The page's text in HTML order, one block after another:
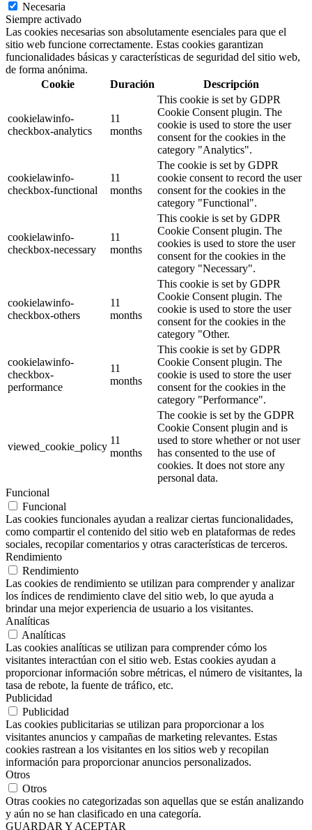
Necesaria
Siempre activado
Las cookies necesarias son absolutamente esenciales para que el
sitio web funcione correctamente. Estas cookies garantizan
funcionalidades básicas y características de seguridad del sitio web,
de forma anónima.
Cookie
Duración Descripción
cookielawinfo-
checkbox-analytics
11
months
This cookie is set by GDPR
Cookie Consent plugin. The
cookie is used to store the user
consent for the cookies in the
category "Analytics".
cookielawinfo-
checkbox-functional
11
months
The cookie is set by GDPR
cookie consent to record the user
consent for the cookies in the
category "Functional".
cookielawinfo-
checkbox-necessary
11
months
This cookie is set by GDPR
Cookie Consent plugin. The
cookies is used to store the user
consent for the cookies in the
category "Necessary".
cookielawinfo-
checkbox-others
11
months
This cookie is set by GDPR
Cookie Consent plugin. The
cookie is used to store the user
consent for the cookies in the
category "Other.
cookielawinfo-
checkbox-
performance
11
months
This cookie is set by GDPR
Cookie Consent plugin. The
cookie is used to store the user
consent for the cookies in the
category "Performance".
viewed_cookie_policy
11
months
The cookie is set by the GDPR
Cookie Consent plugin and is
used to store whether or not user
has consented to the use of
cookies. It does not store any
personal data.
Funcional
Funcional
Las cookies funcionales ayudan a realizar ciertas funcionalidades,
como compartir el contenido del sitio web en plataformas de redes
sociales, recopilar comentarios y otras características de terceros.
Rendimiento
Rendimiento
Las cookies de rendimiento se utilizan para comprender y analizar
los índices de rendimiento clave del sitio web, lo que ayuda a
brindar una mejor experiencia de usuario a los visitantes.
Analíticas
Analíticas
Las cookies analíticas se utilizan para comprender cómo los
visitantes interactúan con el sitio web. Estas cookies ayudan a
proporcionar información sobre métricas, el número de visitantes, la
tasa de rebote, la fuente de tráfico, etc.
Publicidad
Publicidad
Las cookies publicitarias se utilizan para proporcionar a los
visitantes anuncios y campañas de marketing relevantes. Estas
cookies rastrean a los visitantes en los sitios web y recopilan
información para proporcionar anuncios personalizados.
Otros
Otros
Otras cookies no categorizadas son aquellas que se están analizando
y aún no se han clasificado en una categoría.
GUARDAR Y ACEPTAR